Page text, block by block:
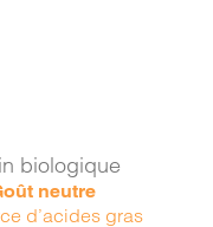
biologique
neutre
d’acides gras